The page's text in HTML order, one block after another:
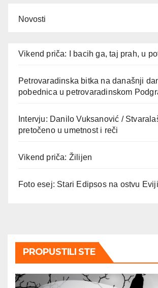
Novosti
Vikend priča: I bacih ga, taj prah, u
Petrovaradinska bitka na današnji
pobednica u petrovaradinskom
Intervju: Danilo Vuksanović /
pretočeno u umetnost i reči
Vikend priča: Žilijen
Foto esej: Stari Edipsos na ostvu Eviji
PROPUSTILI STE